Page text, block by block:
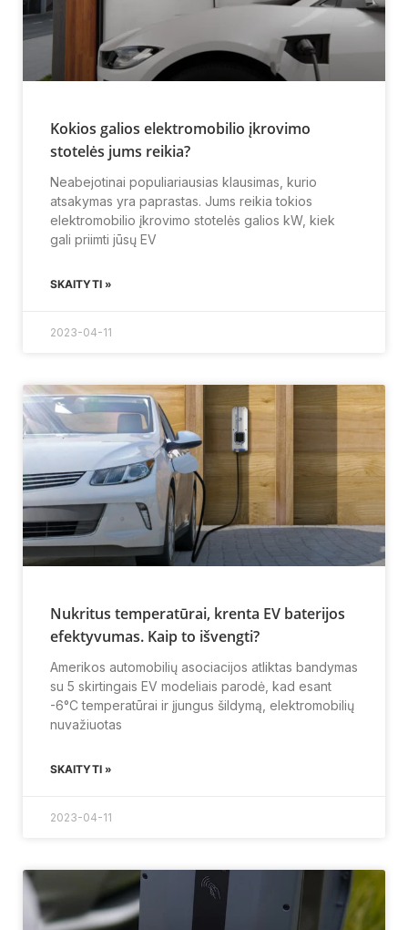
Kokios galios elektromobilio įkrovimo
stotelės jums reikia?
Neabejotinai populiariausias klausimas, kurio
atsakymas yra paprastas. Jums reikia tokios
elektromobilio įkrovimo stotelės galios kW, kiek
gali priimti jūsų EV
SKAITYTI »
2023-04-11
Nukritus temperatūrai, krenta EV baterijos
efektyvumas. Kaip to išvengti?
Amerikos automobilių asociacijos atliktas bandymas
su 5 skirtingais EV modeliais parodė, kad esant
-6°C temperatūrai ir įjungus šildymą, elektromobilių
nuvažiuotas
SKAITYTI »
2023-04-11